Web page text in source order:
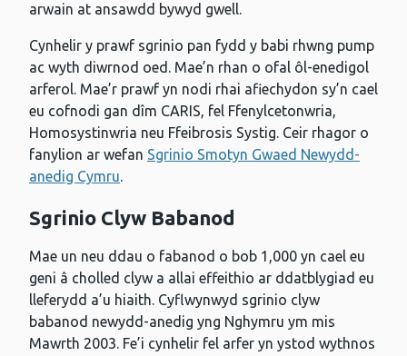
arwain at ansawdd bywyd gwell.
Cynhelir y prawf sgrinio pan fydd y babi rhwng pump
ac wyth diwrnod oed. Mae’n rhan o ofal ôl-enedigol
arferol. Mae’r prawf yn nodi rhai afiechydon sy’n cael
eu cofnodi gan dîm CARIS, fel Ffenylcetonwria,
Homosystinwria neu Ffeibrosis Systig. Ceir rhagor o
fanylion ar wefan Sgrinio Smotyn Gwaed Newydd-
anedig Cymru.
Sgrinio Clyw Babanod
Mae un neu ddau o fabanod o bob 1,000 yn cael eu
geni â cholled clyw a allai effeithio ar ddatblygiad eu
lleferydd a’u hiaith. Cyflwynwyd sgrinio clyw
babanod newydd-anedig yng Nghymru ym mis
Mawrth 2003. Fe’i cynhelir fel arfer yn ystod wythnos